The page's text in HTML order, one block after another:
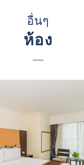
อื่นๆ
ห้อง